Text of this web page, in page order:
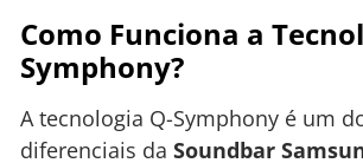
Como Funciona a
Symphony?
A tecnologia Q-Symphony é um
diferenciais da Soundbar